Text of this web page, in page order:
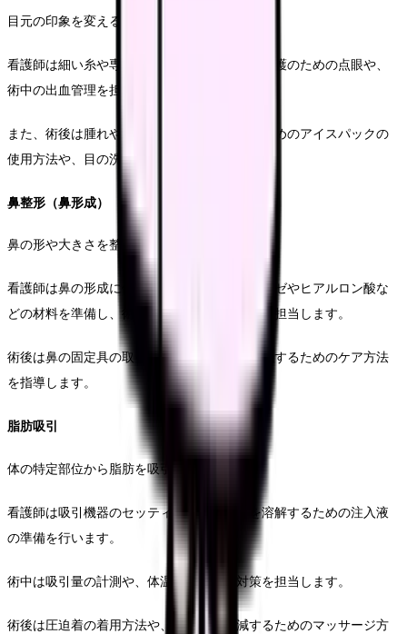
目元の印象を変える人気の手術です。
看護師は細い糸や専用の器具を準備し、眼球保護のための点眼や、
術中の出血管理を担当します。
また、術後は腫れや内出血を最小限に抑えるためのアイスパックの
使用方法や、目の洗浄方法を指導します。
鼻整形（鼻形成）
鼻の形や大きさを整える手術です。
看護師は鼻の形成に使用するシリコンプロテーゼやヒアルロン酸な
どの材料を準備し、術中は鼻腔内の出血管理を担当します。
術後は鼻の固定具の取り扱い方や、腫れを軽減するためのケア方法
を指導します。
脂肪吸引
体の特定部位から脂肪を吸引する手術です。
看護師は吸引機器のセッティングや、脂肪を溶解するための注入液
の準備を行います。
術中は吸引量の計測や、体温低下の防止対策を担当します。
術後は圧迫着の着用方法や、むくみを軽減するためのマッサージ方